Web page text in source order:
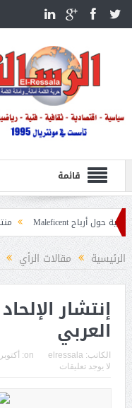
قائمة
منتخب مصر للكرة
الرئيسية مقالات الرأي
إنتشار
العربي‎ ‎
الكاتب: elressala
on: أكتوبر 26, 2014
لا يوجد تعليقات